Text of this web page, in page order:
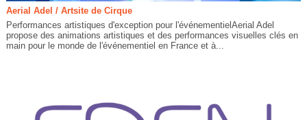
Aerial Adel / Artsite de Cirque
Performances artistiques d'exception pour l'événementielAerial Adel
propose des animations artistiques et des performances visuelles clés en
main pour le monde de l'événementiel en France et à...